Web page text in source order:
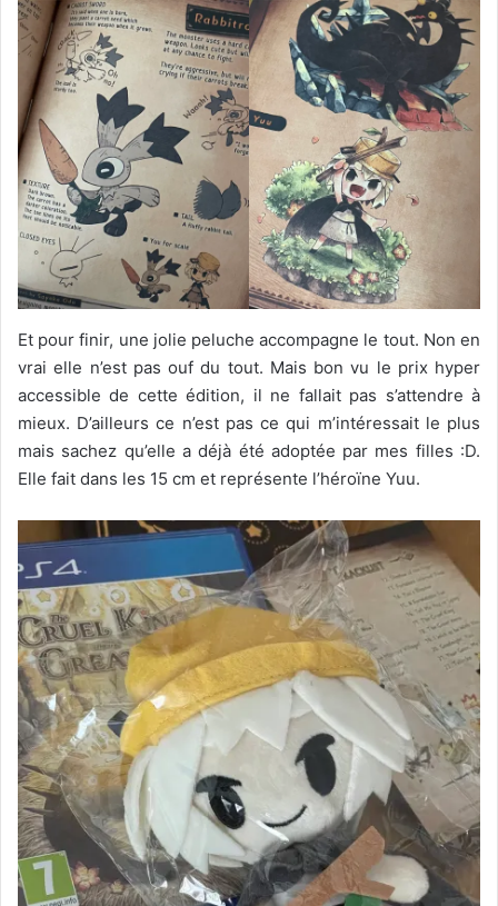
Et pour finir, une jolie peluche accompagne le tout. Non en
vrai elle n’est pas ouf du tout. Mais bon vu le prix hyper
accessible de cette édition, il ne fallait pas s’attendre à
mieux. D’ailleurs ce n’est pas ce qui m’intéressait le plus
mais sachez qu’elle a déjà été adoptée par mes filles :D.
Elle fait dans les 15 cm et représente l’héroïne Yuu.